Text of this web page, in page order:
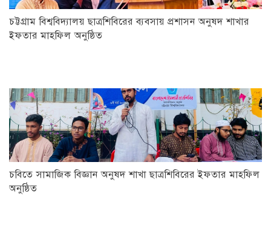
চট্টগ্রাম বিশ্ববিদ্যালয় ছাত্রশিবিরের ব্যবসায় প্রশাসন অনুষদ শাখার
ইফতার মাহফিল অনুষ্ঠিত
চবিতে সামাজিক বিজ্ঞান অনুষদ শাখা ছাত্রশিবিরের ইফতার মাহফিল
অনুষ্ঠিত